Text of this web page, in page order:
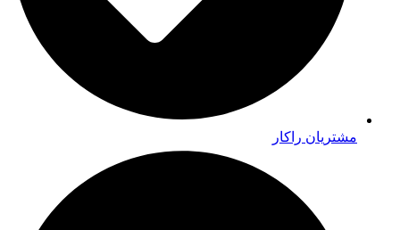
مشتریان راکار